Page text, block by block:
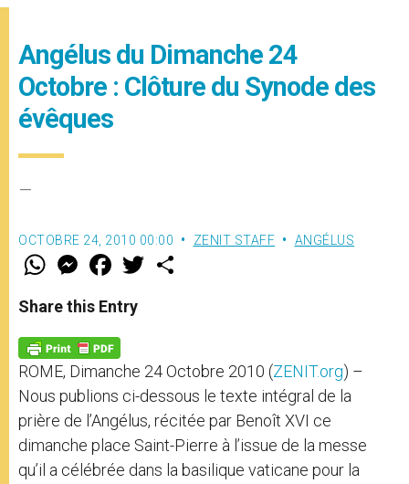
Angélus du Dimanche 24
Octobre : Clôture du Synode des
évêques
–
OCTOBRE 24, 2010 00:00 ZENIT STAFF ANGÉLUS
W
t
s
p
p
M
e
s
e
g
e
r
F
a
e
b
o
k
w
Share this Entry
ROME, Dimanche 24 Octobre 2010 (ZENIT.org) –
Nous publions ci-dessous le texte intégral de la
prière de l’Angélus, récitée par Benoît XVI ce
dimanche place Saint-Pierre à l’issue de la messe
qu’il a célébrée dans la basilique vaticane pour la